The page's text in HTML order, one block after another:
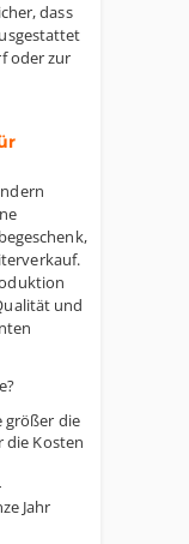
dass
oder zur
und
größer die
die Kosten
Jahr